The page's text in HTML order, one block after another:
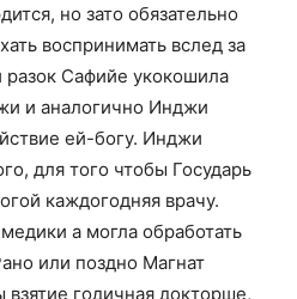
но зато обязательно
воспринимать вслед за
Сафийе укокошила
и аналогично Инджи
ей-богу. Инджи
для того чтобы Государь
каждогодняя врачу.
а могла обработать
или поздно Магнат
годичная докторше,